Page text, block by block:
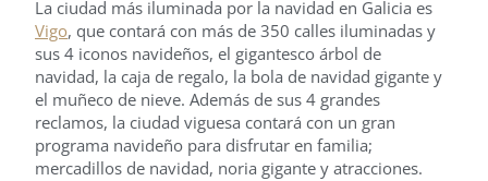
La ciudad más iluminada por la navidad en Galicia es
Vigo, que contará con más de 350 calles iluminadas y
sus 4 iconos navideños, el gigantesco árbol de
navidad, la caja de regalo, la bola de navidad gigante y
el muñeco de nieve. Además de sus 4 grandes
reclamos, la ciudad viguesa contará con un gran
programa navideño para disfrutar en familia;
mercadillos de navidad, noria gigante y atracciones.